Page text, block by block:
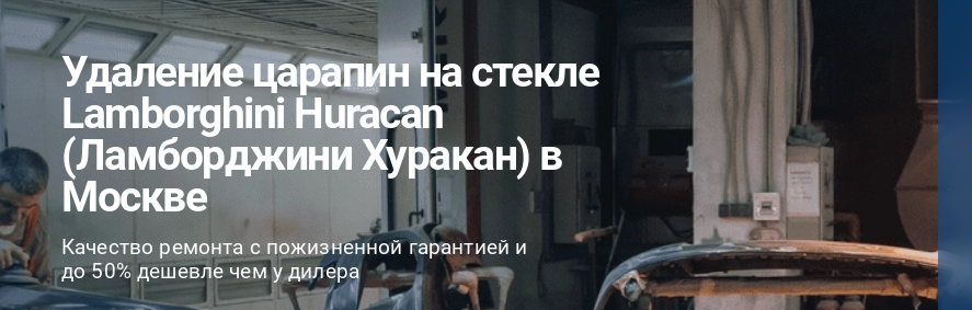
Удаление царапин на стекле
Lamborghini Huracan
(Ламборджини Хуракан) в
Москве
Качество ремонта с пожизненной гарантией и
до 50% дешевле чем у дилера